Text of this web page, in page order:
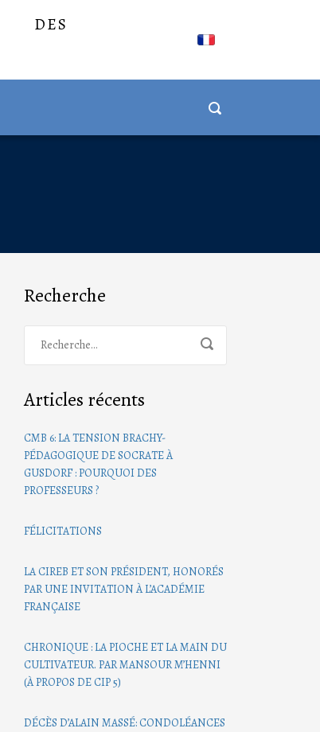
DES
Recherche
Articles récents
CMB 6: LA TENSION BRACHY-
PÉDAGOGIQUE DE SOCRATE À
GUSDORF : POURQUOI DES
PROFESSEURS ?
FÉLICITATIONS
LA CIREB ET SON PRÉSIDENT, HONORÉS
PAR UNE INVITATION À L’ACADÉMIE
FRANÇAISE
CHRONIQUE : LA PIOCHE ET LA MAIN DU
CULTIVATEUR. PAR MANSOUR M’HENNI
(À PROPOS DE CIP 5)
DÉCÈS D’ALAIN MASSÉ: CONDOLÉANCES